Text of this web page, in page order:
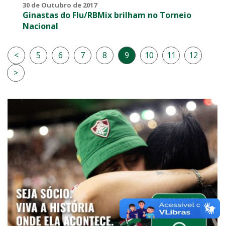
30 de Outubro de 2017
Ginastas do Flu/RBMix brilham no Torneio
Nacional
< 5 6 7 8 9 10 11
12
>